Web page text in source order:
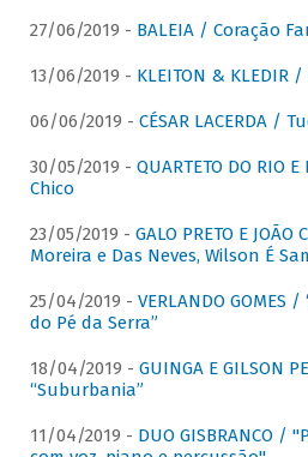
27/06/2019 - BALEIA / Coração
13/06/2019 - KLEITON & KLEDIR
06/06/2019 - CÉSAR LACERDA /
30/05/2019 - QUARTETO DO RIO
Chico
23/05/2019 - GALO PRETO E
Moreira e Das Neves, Wilson É
25/04/2019 - VERLANDO
do Pé da Serra”
18/04/2019 - GUINGA E GILSON
“Suburbania”
11/04/2019 - DUO GISBRANCO /